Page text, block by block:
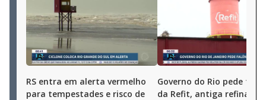
RS entra em alerta vermelho
para tempestades e risco de
Governo do Rio pede
da Refit, antiga refinaria